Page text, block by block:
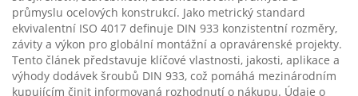
průmyslu ocelových konstrukcí. Jako metrický standard
ekvivalentní ISO 4017 definuje DIN 933 konzistentní rozměry,
závity a výkon pro globální montážní a opravárenské projekty.
Tento článek představuje klíčové vlastnosti, jakosti, aplikace a
výhody dodávek šroubů DIN 933, což pomáhá mezinárodním
kupujícím činit informovaná rozhodnutí o nákupu. Údaje o